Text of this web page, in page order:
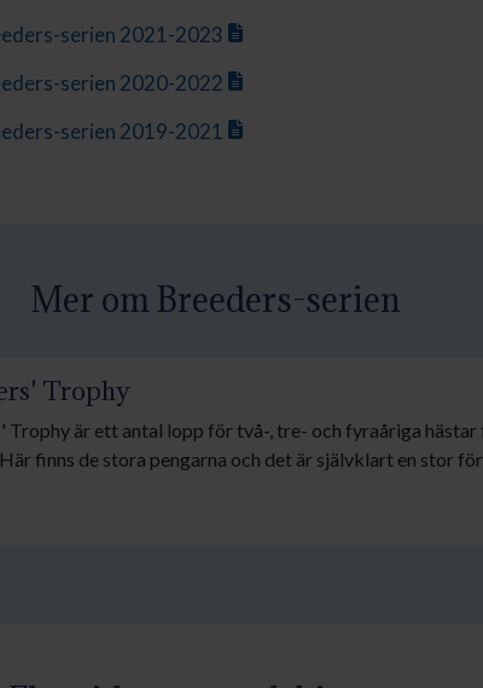
serien 2021-2023
serien 2020-2022
serien 2019-2021
Mer om Breeders-serien
Trophy
Trophy är ett antal lopp för två-, tre- och fyraåriga
finns de stora pengarna och det är självklart en stor